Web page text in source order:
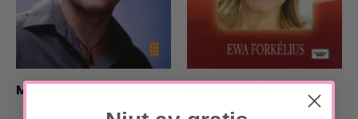
Med mina ögon Leva i glädje